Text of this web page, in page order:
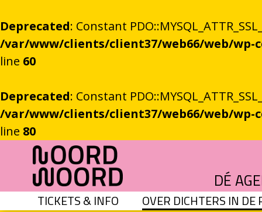
Deprecated: Constant
/var/www/clients/client37/web66/web/
line 60
Deprecated: Constant
/var/www/clients/client37/web66/web/
line 80
Ga naar de inhoud
DÉ
TICKETS & INFO OVER DICHTERS IN